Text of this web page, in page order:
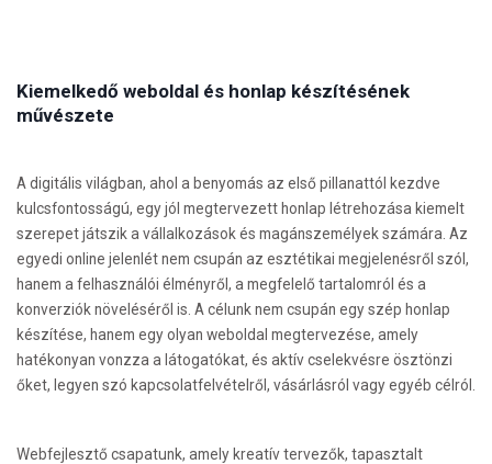
Kiemelkedő weboldal és honlap készítésének
művészete
A digitális világban, ahol a benyomás az első pillanattól kezdve
kulcsfontosságú, egy jól megtervezett honlap létrehozása kiemelt
szerepet játszik a vállalkozások és magánszemélyek számára. Az
egyedi online jelenlét nem csupán az esztétikai megjelenésről szól,
hanem a felhasználói élményről, a megfelelő tartalomról és a
konverziók növeléséről is. A célunk nem csupán egy szép honlap
készítése, hanem egy olyan weboldal megtervezése, amely
hatékonyan vonzza a látogatókat, és aktív cselekvésre ösztönzi
őket, legyen szó kapcsolatfelvételről, vásárlásról vagy egyéb célról.
Webfejlesztő csapatunk, amely kreatív tervezők, tapasztalt